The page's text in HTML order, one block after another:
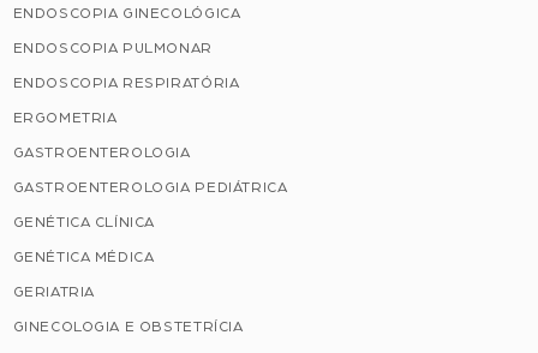
ENDOSCOPIA GINECOLÓGICA
ENDOSCOPIA PULMONAR
ENDOSCOPIA RESPIRATÓRIA
ERGOMETRIA
GASTROENTEROLOGIA
GASTROENTEROLOGIA PEDIÁTRICA
GENÉTICA CLÍNICA
GENÉTICA MÉDICA
GERIATRIA
GINECOLOGIA E OBSTETRÍCIA